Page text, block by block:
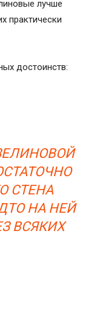
лучше
практически
достоинств:
СТЕНА
НА НЕЙ
ВСЯКИХ